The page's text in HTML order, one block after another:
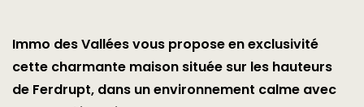
Immo des Vallées vous propose en exclusivité
cette charmante maison située sur les hauteurs
de Ferdrupt, dans un environnement calme avec